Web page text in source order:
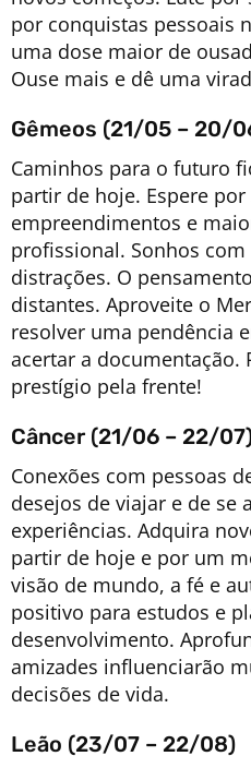
por conquistas pessoais
uma dose maior de
Ouse mais e dê uma
Gêmeos (21/05 – 20/
Caminhos para o futuro
partir de hoje. Espere por
empreendimentos e
profissional. Sonhos
distrações. O
distantes. Aproveite o
resolver uma pendência
acertar a documentação.
prestígio pela frente!
Câncer (21/06 – 22/
Conexões com pessoas
desejos de viajar e de se
experiências. Adquira
partir de hoje e por um
visão de mundo, a fé e
positivo para estudos e
desenvolvimento.
amizades influenciarão
decisões de vida.
Leão (23/07 – 22/08)